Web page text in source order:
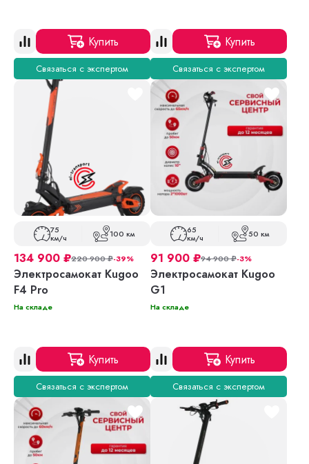
Купить
Связаться с экспертом
Купить
Связаться с экспертом
75
км/ч 100 км
134 900 ₽220 900₽-39%
Электросамокат Kugoo
F4 Pro
На складе
Купить
Связаться с экспертом
65
км/ч 50 км
91 900 ₽94 900₽-3%
Электросамокат Kugoo
G1
На складе
Купить
Связаться с экспертом